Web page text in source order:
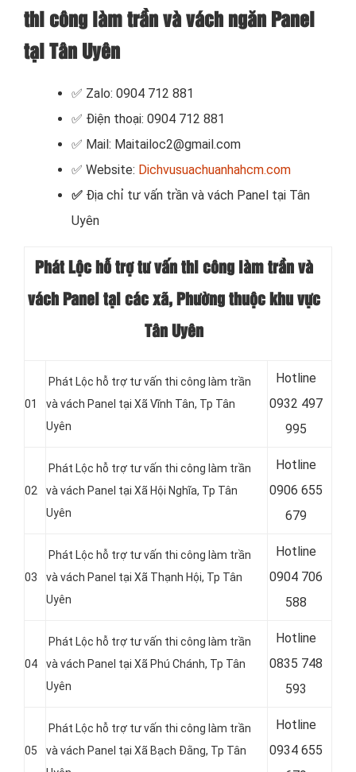
thi công làm trần và vách ngăn Panel
tại Tân Uyên
✅ Zalo: 0904 712 881
✅ Điện thoại: 0904 712 881
✅ Mail: Maitailoc2@gmail.com
✅ Website: Dichvusuachuanhahcm.com
✅ Địa chỉ tư vấn trần và vách Panel tại Tân
Uyên
Phát Lộc hỗ trợ tư vấn thi công làm trần và
vách Panel tại các xã, Phường thuộc khu vực
Tân Uyên
01
Phát Lộc hỗ trợ tư vấn thi công làm trần
và vách Panel tại Xã Vĩnh Tân, Tp Tân
Uyên
Hotline
0932 497
995
02
Phát Lộc hỗ trợ tư vấn thi công làm trần
và vách Panel tại Xã Hội Nghĩa, Tp Tân
Uyên
Hotline
0906 655
679
03
Phát Lộc hỗ trợ tư vấn thi công làm trần
và vách Panel tại Xã Thạnh Hội, Tp Tân
Uyên
Hotline
0904 706
588
04
Phát Lộc hỗ trợ tư vấn thi công làm trần
và vách Panel tại Xã Phú Chánh, Tp Tân
Uyên
Hotline
0835 748
593
05
Phát Lộc hỗ trợ tư vấn thi công làm trần
và vách Panel tại Xã Bạch Đằng, Tp Tân
Hotline
0934 655